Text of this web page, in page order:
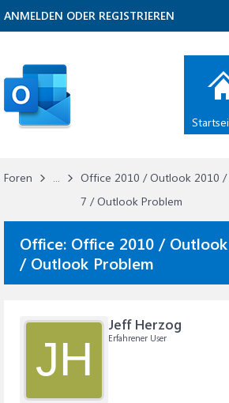
Foren ...
Office 2010 / Outlook 2010 /
7 / Outlook Problem
Office: Office 2010 /
/ Outlook Problem
JH
Jeff Herzog
Erfahrener User
ANMELDEN ODER REGISTRIEREN